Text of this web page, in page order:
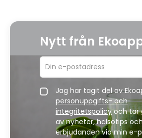
Nytt från
Jag har tagit del av
personuppgifts- och
integritetspolicyoch tar
av nyheter, hälsotips
erbjudanden via min e-